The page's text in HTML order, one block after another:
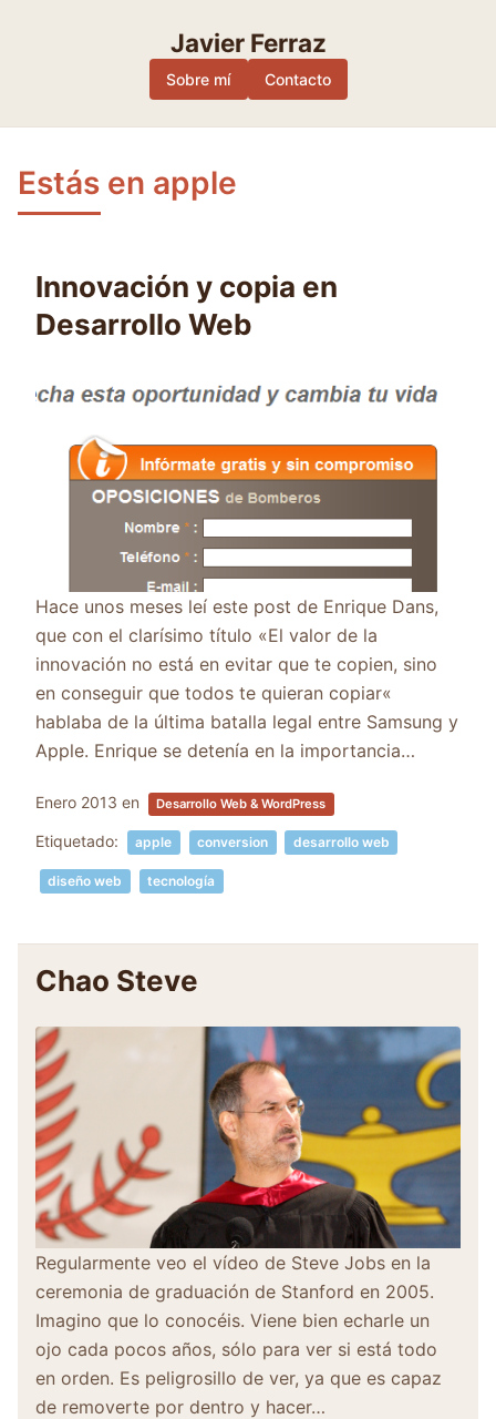
Javier Ferraz
Sobre mí Contacto
Estás en apple
Innovación y copia en
Desarrollo Web
Hace unos meses leí este post de Enrique Dans,
que con el clarísimo título «El valor de la
innovación no está en evitar que te copien, sino
en conseguir que todos te quieran copiar«
hablaba de la última batalla legal entre Samsung y
Apple. Enrique se detenía en la importancia…
Enero 2013 en Desarrollo Web & WordPress
Etiquetado: apple conversion desarrollo web
diseño web tecnología
Chao Steve
Regularmente veo el vídeo de Steve Jobs en la
ceremonia de graduación de Stanford en 2005.
Imagino que lo conocéis. Viene bien echarle un
ojo cada pocos años, sólo para ver si está todo
en orden. Es peligrosillo de ver, ya que es capaz
de removerte por dentro y hacer…